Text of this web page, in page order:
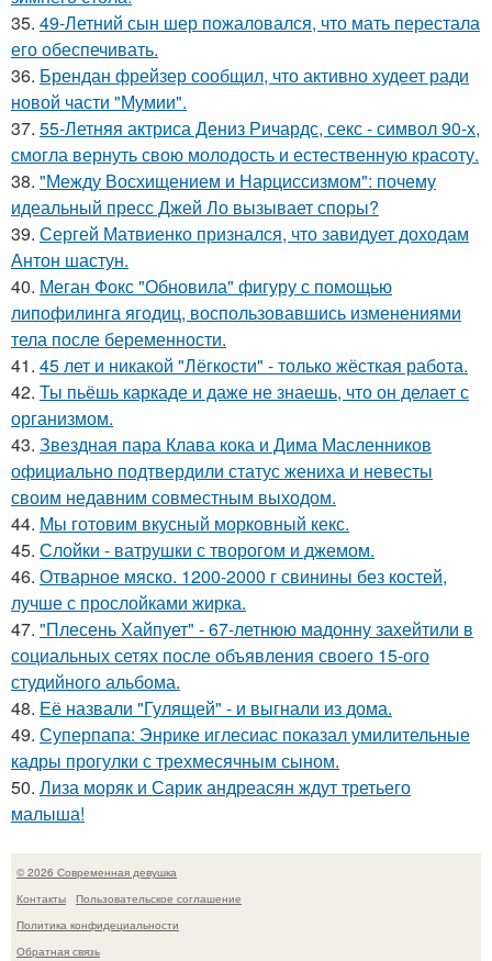
35. 49-Летний сын шер пожаловался, что мать перестала
его обеспечивать.
36. Брендан фрейзер сообщил, что активно худеет ради
новой части "Мумии".
37. 55-Летняя актриса Дениз Ричардс, секс - символ 90-х,
смогла вернуть свою молодость и естественную красоту.
38. "Между Восхищением и Нарциссизмом": почему
идеальный пресс Джей Ло вызывает споры?
39. Сергей Матвиенко признался, что завидует доходам
Антон шастун.
40. Меган Фокс "Обновила" фигуру с помощью
липофилинга ягодиц, воспользовавшись изменениями
тела после беременности.
41. 45 лет и никакой "Лёгкости" - только жёсткая работа.
42. Ты пьёшь каркаде и даже не знаешь, что он делает с
организмом.
43. Звездная пара Клава кока и Дима Масленников
официально подтвердили статус жениха и невесты
своим недавним совместным выходом.
44. Мы готовим вкусный морковный кекс.
45. Слойки - ватрушки с творогом и джемом.
46. Отварное мяско. 1200-2000 г свинины без костей,
лучше с прослойками жирка.
47. "Плесень Хайпует" - 67-летнюю мадонну захейтили в
социальных сетях после объявления своего 15-ого
студийного альбома.
48. Её назвали "Гулящей" - и выгнали из дома.
49. Суперпапа: Энрике иглесиас показал умилительные
кадры прогулки с трехмесячным сыном.
50. Лиза моряк и Сарик андреасян ждут третьего
малыша!
© 2026 Современная девушка
Контакты
Пользовательское соглашение
Политика конфидециальности
Обратная связь